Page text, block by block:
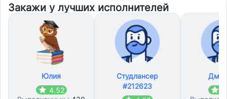
Закажи у лучших исполнителей
Юлия
4.52
Студлансер
#212623